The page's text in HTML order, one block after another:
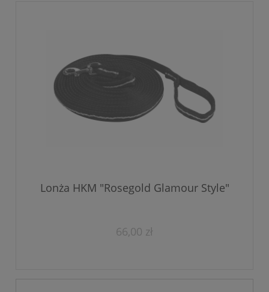
Lonża HKM "Rosegold Glamour Style"
66,00 zł